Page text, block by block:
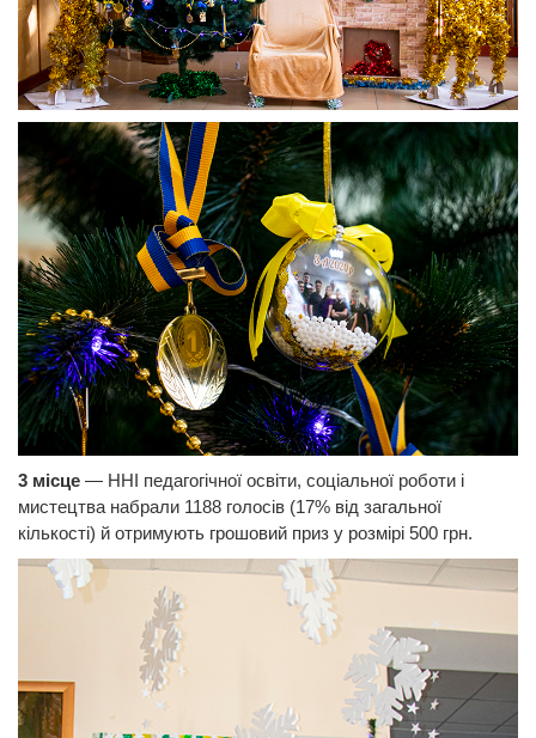
3 місце — ННІ педагогічної освіти, соціальної роботи і
мистецтва набрали 1188 голосів (17% від загальної
кількості) й отримують грошовий приз у розмірі 500 грн.